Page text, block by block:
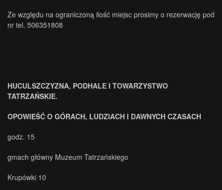
Ze względu na ograniczoną ilość miejsc prosimy o rezerwację pod
nr tel. 506351808
HUCULSZCZYZNA, PODHALE I TOWARZYSTWO
TATRZAŃSKIE.
OPOWIEŚĆ O GÓRACH, LUDZIACH I DAWNYCH CZASACH
godz. 15
gmach główny Muzeum Tatrzańskiego
Krupówki 10